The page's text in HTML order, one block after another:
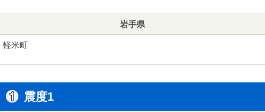
岩手県
軽米町
震度1